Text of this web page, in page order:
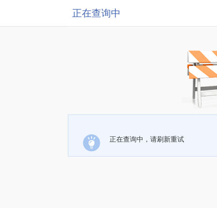
正在查询中
正在查询中，请刷新重试